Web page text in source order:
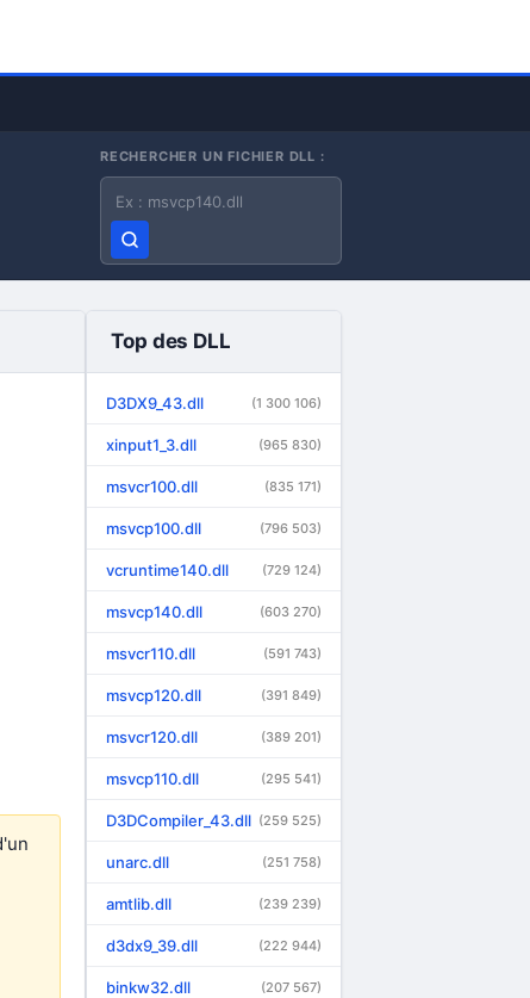
RECHERCHER UN FICHIER DLL :
Nom du fichier DLL
Top des DLL
D3DX9_43.dll (1 300 106)
xinput1_3.dll (965 830)
msvcr100.dll (835 171)
msvcp100.dll (796 503)
vcruntime140.dll (729 124)
msvcp140.dll (603 270)
msvcr110.dll (591 743)
msvcp120.dll (391 849)
msvcr120.dll (389 201)
msvcp110.dll (295 541)
D3DCompiler_43.dll (259 525)
unarc.dll (251 758)
amtlib.dll (239 239)
d3dx9_39.dll (222 944)
binkw32.dll (207 567)